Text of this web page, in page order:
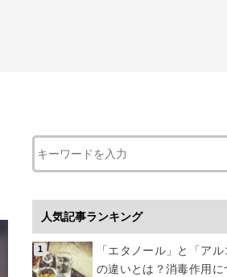
人気記事ランキング
「エタノール」と「アル
の違いとは？消毒作用に